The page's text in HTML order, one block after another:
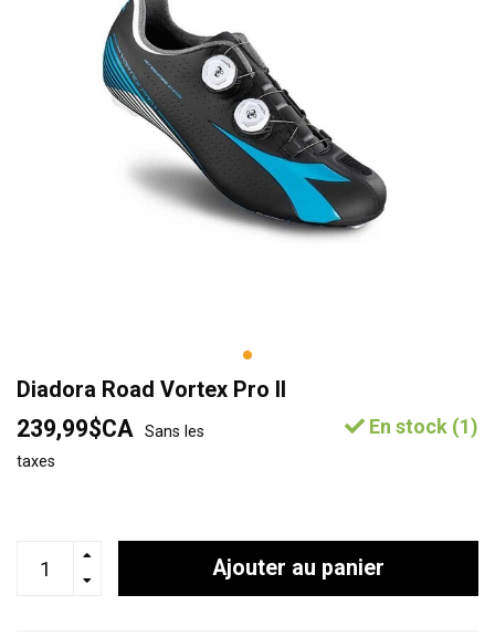
Diadora Road Vortex Pro II
239,99$CA Sans les
taxes
En stock (1)
Ajouter au panier